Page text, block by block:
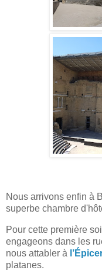
Nous arrivons enfin à
superbe chambre
Pour cette première
engageons dans les
nous attabler à
platanes.